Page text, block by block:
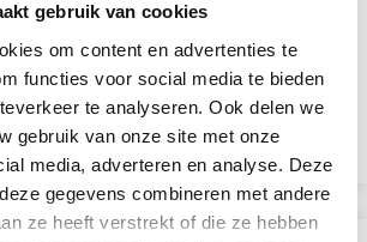
gebruik van cookies
om content en advertenties te
functies voor social media te bieden
te analyseren. Ook delen we
gebruik van onze site met onze
media, adverteren en analyse. Deze
gegevens combineren met andere
ze heeft verstrekt of die ze hebben
INTERCHANGEABLES, 5
EUR 56.65
EUR 70.80
L'offre expire le 08/09/2026
Ajouter au panier